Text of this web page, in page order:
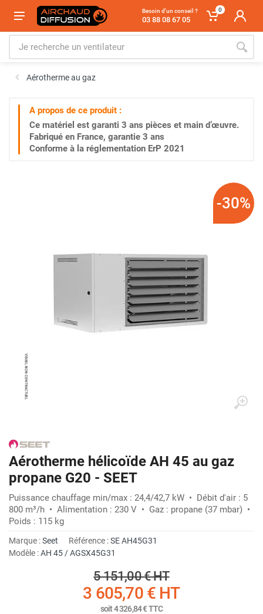
Besoin d'un conseil ?
03 88 08 67 05
0
Aérotherme au gaz
A propos de ce produit :
Ce matériel est garanti 3 ans pièces et main d’œuvre.
Fabriqué en France, garantie 3 ans
Conforme à la réglementation ErP 2021
-30%
Aérotherme hélicoïde AH 45 au gaz
propane G20 - SEET
Puissance chauffage min/max : 24,4/42,7 kW • Débit d'air : 5
800 m³/h • Alimentation : 230 V • Gaz : propane (37 mbar) •
Poids : 115 kg
Marque :Seet Référence :SE AH45G31
Modèle :AH 45 / AGSX45G31
5 151,00 €HT
3 605,70 € HT
soit4 326,84 €TTC